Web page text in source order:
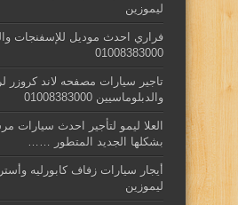
ليموزين
فراري احدث موديل للإسفنجات
01008383000
تاجير سيارات مصفحه لاند كروزر
والدبلوماسيين 01008383000
بشكلها الجديد المتطور ……
أيجار سيارات زفاف كابورليه
ليموزين